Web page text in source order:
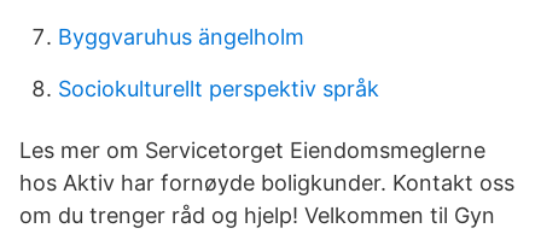
Byggvaruhus ängelholm
Sociokulturellt perspektiv språk
Les mer om Servicetorget Eiendomsmeglerne
hos Aktiv har fornøyde boligkunder. Kontakt oss
om du trenger råd og hjelp! Velkommen til Gyn